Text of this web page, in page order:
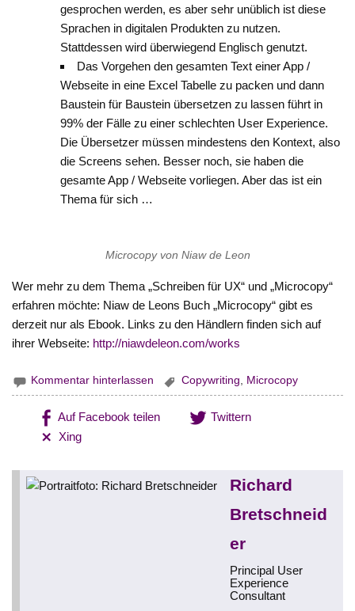
gesprochen werden, es aber sehr unüblich ist diese
Sprachen in digitalen Produkten zu nutzen.
Stattdessen wird überwiegend Englisch genutzt.
Das Vorgehen den gesamten Text einer App /
Webseite in eine Excel Tabelle zu packen und dann
Baustein für Baustein übersetzen zu lassen führt in
99% der Fälle zu einer schlechten User Experience.
Die Übersetzer müssen mindestens den Kontext, also
die Screens sehen. Besser noch, sie haben die
gesamte App / Webseite vorliegen. Aber das ist ein
Thema für sich …
Microcopy von Niaw de Leon
Wer mehr zu dem Thema „Schreiben für UX“ und „Microcopy“
erfahren möchte: Niaw de Leons Buch „Microcopy“ gibt es
derzeit nur als Ebook. Links zu den Händlern finden sich auf
ihrer Webseite: http://niawdeleon.com/works
Kommentar hinterlassen Copywriting, Microcopy
Auf Facebook teilen
Twittern
Xing
Richard
Bretschneid
er
Principal User
Experience
Consultant